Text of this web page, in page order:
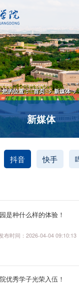
您的位置： 首页 > 新媒体 >
新媒体
抖音 快手
是种什么样的体验！
布时间：2026-04-04 09:10:13
优秀学子光荣入伍！